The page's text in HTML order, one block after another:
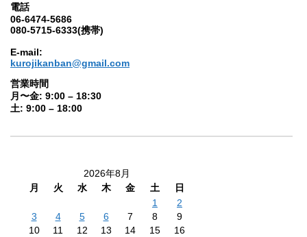
電話
06-6474-5686
080-5715-6333(携帯)
E-mail:
kurojikanban@gmail.com
営業時間
月〜金: 9:00 – 18:30
土: 9:00 – 18:00
2026年8月
月
火 水 木 金 土
日
1
2
3
4 5 6 7 8
9
10
11 12 13 14 15
16